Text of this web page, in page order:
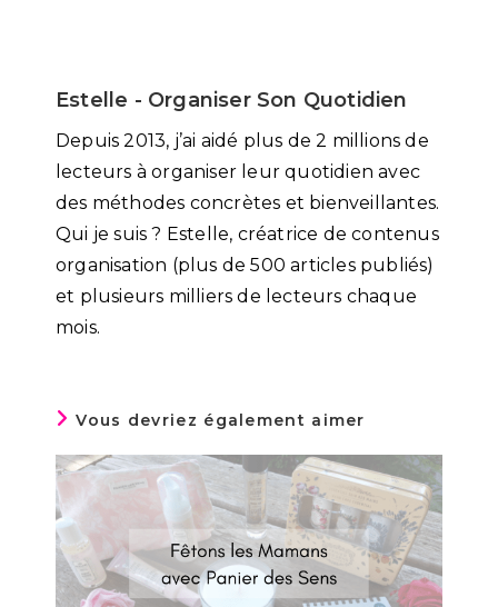
Estelle - Organiser Son Quotidien
Depuis 2013, j’ai aidé plus de 2 millions de
lecteurs à organiser leur quotidien avec
des méthodes concrètes et bienveillantes.
Qui je suis ? Estelle, créatrice de contenus
organisation (plus de 500 articles publiés)
et plusieurs milliers de lecteurs chaque
mois.
Vous devriez également aimer